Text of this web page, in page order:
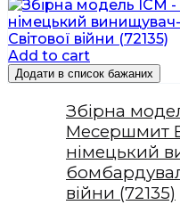
Add to cart
Додати в список бажаних
Збірна
Месершмит
німецький
війни (72135)